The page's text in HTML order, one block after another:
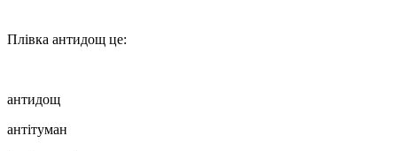
Плівка антидощ це:
антидощ
антітуман